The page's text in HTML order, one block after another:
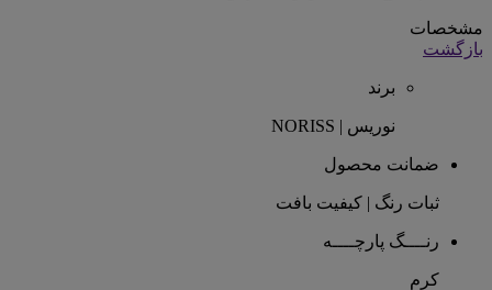
مشخصات
بازگشت
برند
نوریس | NORISS
ضمانت محصول
ثبات رنگ | کیفیت بافت
رنــــگ پارچــــه
کرم